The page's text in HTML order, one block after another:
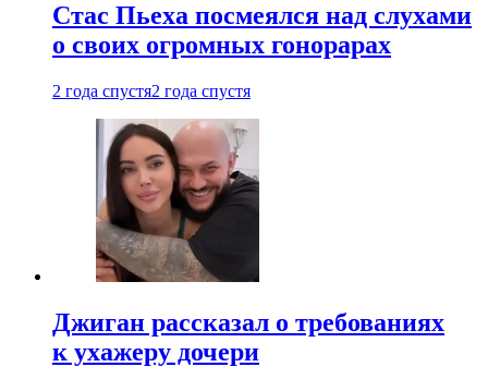
Стас Пьеха посмеялся над слухами
о своих огромных гонорарах
2 года спустя2 года спустя
Джиган рассказал о требованиях
к ухажеру дочери